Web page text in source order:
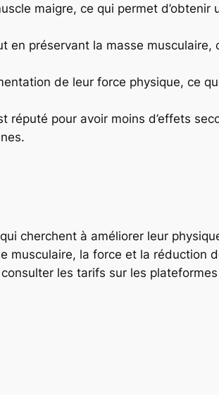
maigre, ce qui permet d’obtenir
préservant la masse musculaire,
de leur force physique, ce
réputé pour avoir moins d’effets
cherchent à améliorer leur
musculaire, la force et la réduction
les tarifs sur les